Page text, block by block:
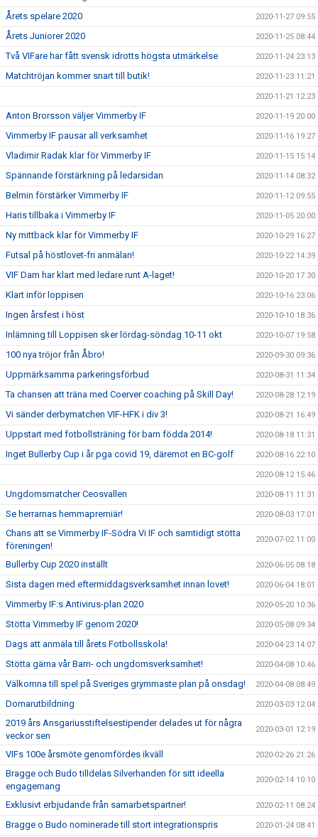
Årets spelare 2020 2020-11-27 09:55
Årets Juniorer 2020 2020-11-25 08:44
Två VIFare har fått svensk idrotts högsta utmärkelse 2020-11-24 23:13
Matchtröjan kommer snart till butik! 2020-11-23 11:21
2020-11-21 12:23
Anton Brorsson väljer Vimmerby IF 2020-11-19 20:00
Vimmerby IF pausar all verksamhet 2020-11-16 19:27
Vladimir Radak klar för Vimmerby IF 2020-11-15 15:14
Spännande förstärkning på ledarsidan 2020-11-14 08:32
Belmin förstärker Vimmerby IF 2020-11-12 09:55
Haris tillbaka i Vimmerby IF 2020-11-05 20:00
Ny mittback klar för Vimmerby IF 2020-10-29 16:27
Futsal på höstlovet-fri anmälan! 2020-10-22 14:39
VIF Dam har klart med ledare runt A-laget! 2020-10-20 17:30
Klart inför loppisen 2020-10-16 23:06
Ingen årsfest i höst 2020-10-10 18:36
Inlämning till Loppisen sker lördag-söndag 10-11 okt 2020-10-07 19:58
100 nya tröjor från Åbro! 2020-09-30 09:36
Uppmärksamma parkeringsförbud 2020-08-31 11:34
Ta chansen att träna med Coerver coaching på Skill Day! 2020-08-28 12:19
Vi sänder derbymatchen VIF-HFK i div 3! 2020-08-21 16:49
Uppstart med fotbollsträning för barn födda 2014! 2020-08-18 11:31
Inget Bullerby Cup i år pga covid 19, däremot en BC-golf 2020-08-16 22:10
2020-08-12 15:46
Ungdomsmatcher Ceosvallen 2020-08-11 11:31
Se herrarnas hemmapremiär! 2020-08-03 17:01
Chans att se Vimmerby IF-Södra Vi IF och samtidigt stötta
föreningen!
2020-07-02 11:00
Bullerby Cup 2020 inställt 2020-06-05 08:18
Sista dagen med eftermiddagsverksamhet innan lovet! 2020-06-04 18:01
Vimmerby IF:s Antivirus-plan 2020 2020-05-20 10:36
Stötta Vimmerby IF genom 2020! 2020-05-08 09:34
Dags att anmäla till årets Fotbollsskola! 2020-04-23 14:07
Stötta gärna vår Barn- och ungdomsverksamhet! 2020-04-08 10:46
Välkomna till spel på Sveriges grymmaste plan på onsdag! 2020-04-08 08:49
Domarutbildning 2020-03-03 12:04
2019 års Ansgariusstiftelsestipender delades ut för några
veckor sen
2020-03-01 12:19
VIFs 100e årsmöte genomfördes ikväll 2020-02-26 21:26
Bragge och Budo tilldelas Silverhanden för sitt ideella
engagemang
2020-02-14 10:10
Exklusivt erbjudande från samarbetspartner! 2020-02-11 08:24
Bragge o Budo nominerade till stort integrationspris 2020-01-24 08:41